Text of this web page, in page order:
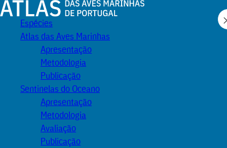
Atlas
Espécies
Atlas das Aves Marinhas
Apresentação
Metodologia
Publicação
Sentinelas do Oceano
Apresentação
Metodologia
Avaliação
Publicação